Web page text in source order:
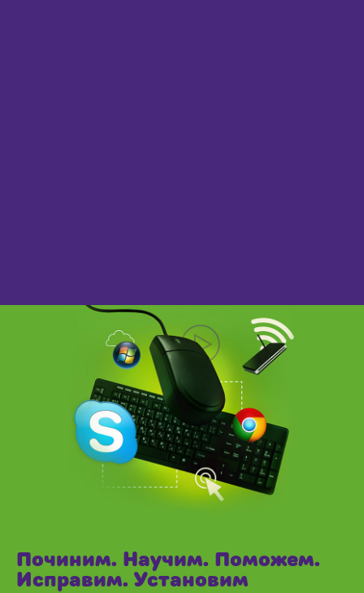
Починим. Научим. Поможем.
Исправим. Установим